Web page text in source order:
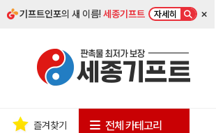
기프트인포의 새 이름!세종기프트 자세히 ×
즐겨찾기 전체 카테고리